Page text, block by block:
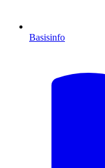
Basisinfo